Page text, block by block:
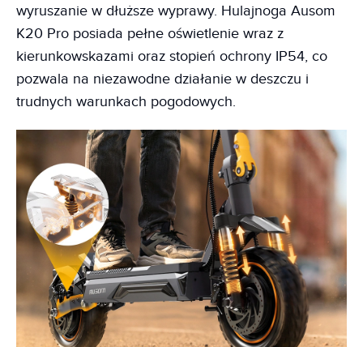
wyruszanie w dłuższe wyprawy. Hulajnoga Ausom
K20 Pro posiada pełne oświetlenie wraz z
kierunkowskazami oraz stopień ochrony IP54, co
pozwala na niezawodne działanie w deszczu i
trudnych warunkach pogodowych.